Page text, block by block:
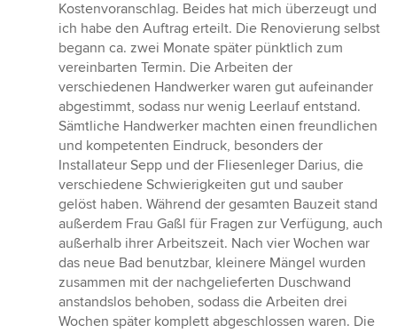
Kostenvoranschlag. Beides hat mich überzeugt und
ich habe den Auftrag erteilt. Die Renovierung selbst
begann ca. zwei Monate später pünktlich zum
vereinbarten Termin. Die Arbeiten der
verschiedenen Handwerker waren gut aufeinander
abgestimmt, sodass nur wenig Leerlauf entstand.
Sämtliche Handwerker machten einen freundlichen
und kompetenten Eindruck, besonders der
Installateur Sepp und der Fliesenleger Darius, die
verschiedene Schwierigkeiten gut und sauber
gelöst haben. Während der gesamten Bauzeit stand
außerdem Frau Gaßl für Fragen zur Verfügung, auch
außerhalb ihrer Arbeitszeit. Nach vier Wochen war
das neue Bad benutzbar, kleinere Mängel wurden
zusammen mit der nachgelieferten Duschwand
anstandslos behoben, sodass die Arbeiten drei
Wochen später komplett abgeschlossen waren. Die